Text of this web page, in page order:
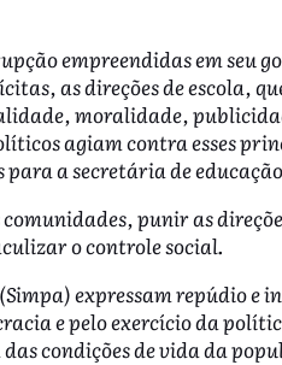
empreendidas em seu
as direções de escola,
moralidade,
agiam contra esses
para a secretária de
punir as
o controle social.
expressam repúdio e
e pelo exercício da
condições de vida da